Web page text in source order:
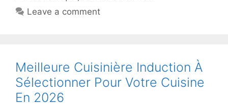
Leave a comment
Meilleure Cuisinière Induction À
Sélectionner Pour Votre Cuisine
En 2026